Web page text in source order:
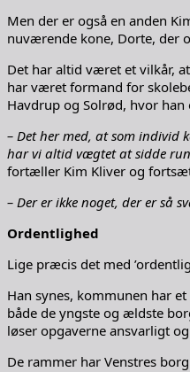
Men der er også en anden
nuværende kone, Dorte, der
Det har altid været et vilkår,
har været formand for
Havdrup og Solrød, hvor
– Det her med, at som individ
har vi altid vægtet at sidde
fortæller Kim Kliver og
– Der er ikke noget, der er så
Ordentlighed
Lige præcis det med
Han synes, kommunen har
både de yngste og ældste
løser opgaverne ansvarligt
De rammer har Venstres